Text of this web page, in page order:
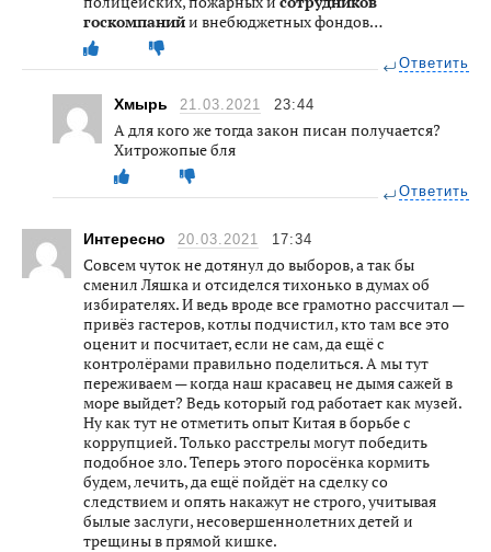
госкомпанийи внебюджетных фондов…
Ответить
Хмырь 21.03.2021 23:44
А для кого же тогда закон писан получается?
Хитрожопые бля
Ответить
Интересно 20.03.2021 17:34
Совсем чуток не дотянул до выборов, а так бы
сменил Ляшка и отсиделся тихонько в думах об
избирателях. И ведь вроде все грамотно рассчитал —
привёз гастеров, котлы подчистил, кто там все это
оценит и посчитает, если не сам, да ещё с
контролёрами правильно поделиться. А мы тут
переживаем — когда наш красавец не дымя сажей в
море выйдет? Ведь который год работает как музей.
Ну как тут не отметить опыт Китая в борьбе с
коррупцией. Только расстрелы могут победить
подобное зло. Теперь этого поросёнка кормить
будем, лечить, да ещё пойдёт на сделку со
следствием и опять накажут не строго, учитывая
былые заслуги, несовершеннолетних детей и
трещины в прямой кишке.